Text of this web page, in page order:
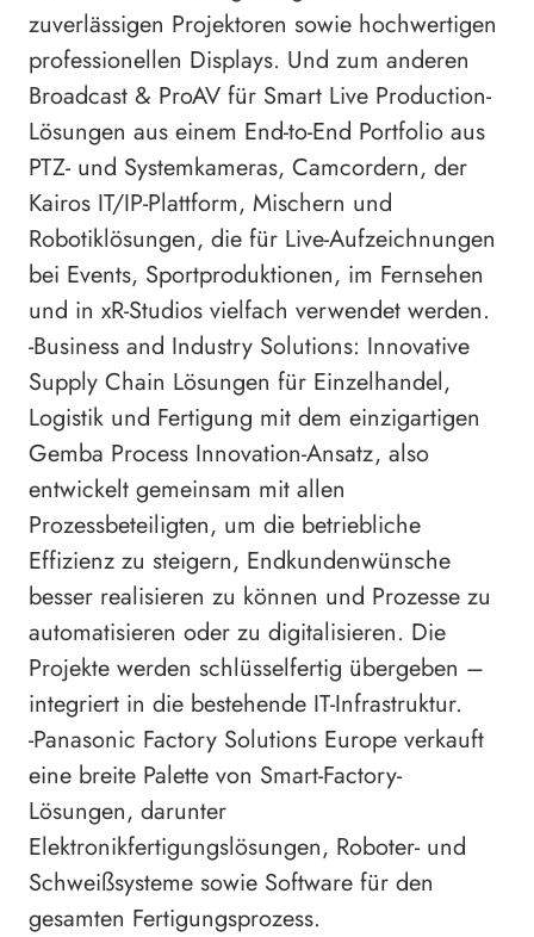
zuverlässigen Projektoren sowie hochwertigen
professionellen Displays. Und zum anderen
Broadcast & ProAV für Smart Live Production-
Lösungen aus einem End-to-End Portfolio aus
PTZ- und Systemkameras, Camcordern, der
Kairos IT/IP-Plattform, Mischern und
Robotiklösungen, die für Live-Aufzeichnungen
bei Events, Sportproduktionen, im Fernsehen
und in xR-Studios vielfach verwendet werden.
-Business and Industry Solutions: Innovative
Supply Chain Lösungen für Einzelhandel,
Logistik und Fertigung mit dem einzigartigen
Gemba Process Innovation-Ansatz, also
entwickelt gemeinsam mit allen
Prozessbeteiligten, um die betriebliche
Effizienz zu steigern, Endkundenwünsche
besser realisieren zu können und Prozesse zu
automatisieren oder zu digitalisieren. Die
Projekte werden schlüsselfertig übergeben –
integriert in die bestehende IT-Infrastruktur.
-Panasonic Factory Solutions Europe verkauft
eine breite Palette von Smart-Factory-
Lösungen, darunter
Elektronikfertigungslösungen, Roboter- und
Schweißsysteme sowie Software für den
gesamten Fertigungsprozess.